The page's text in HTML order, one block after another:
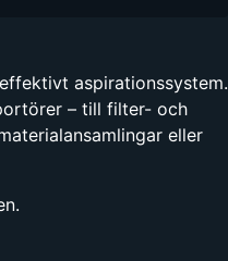
aspirationssystem.
– till filter- och
eller